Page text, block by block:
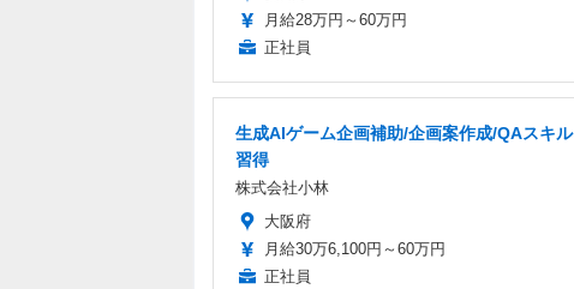
月給28万円～60万円
正社員
生成AIゲーム企画補助/企画案作成/QAスキル
習得
株式会社小林
大阪府
月給30万6,100円～60万円
正社員